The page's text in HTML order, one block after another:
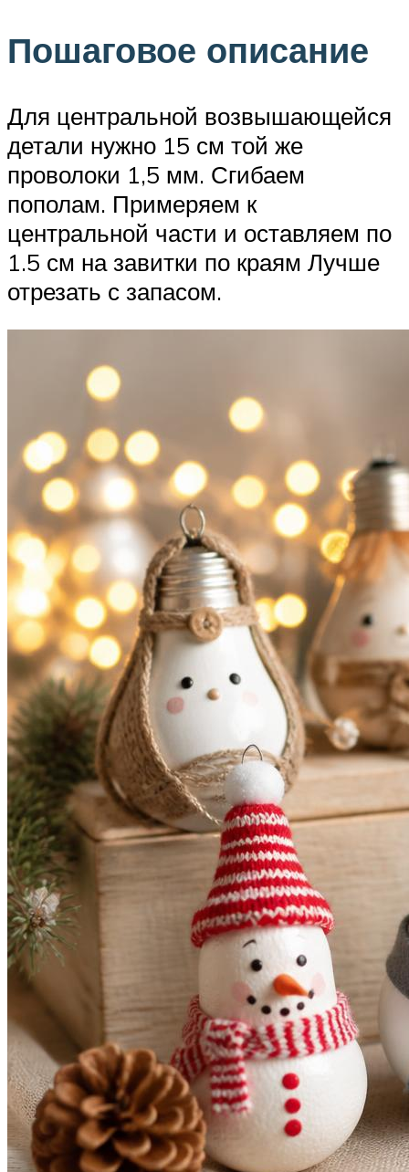
Пошаговое описание
Для центральной возвышающейся
детали нужно 15 см той же
проволоки 1,5 мм. Сгибаем
пополам. Примеряем к
центральной части и оставляем по
1.5 см на завитки по краям Лучше
отрезать с запасом.